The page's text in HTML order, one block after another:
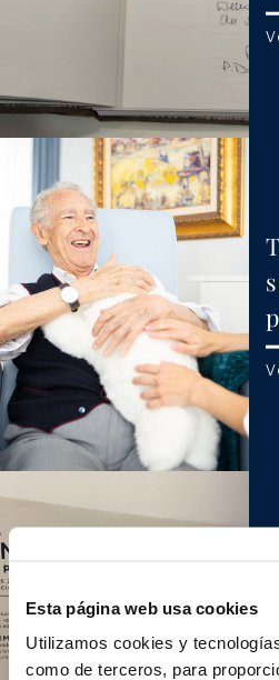
Esta página web usa cookies
Utilizamos cookies y
como de terceros, para